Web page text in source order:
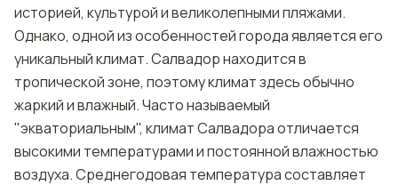
историей, культурой и великолепными пляжами.
Однако, одной из особенностей города является его
уникальный климат. Салвадор находится в
тропической зоне, поэтому климат здесь обычно
жаркий и влажный. Часто называемый
"экваториальным", климат Салвадора отличается
высокими температурами и постоянной влажностью
воздуха. Среднегодовая температура составляет